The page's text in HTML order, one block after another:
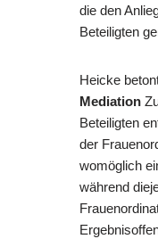
die den
Beteiligten
Heicke
Mediation
Beteiligten
der
womöglich
während